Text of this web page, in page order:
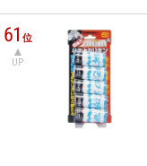
61位
UP